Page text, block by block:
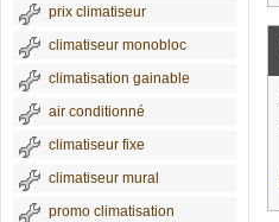
prix climatiseur
climatiseur monobloc
climatisation gainable
air conditionné
climatiseur fixe
climatiseur mural
promo climatisation